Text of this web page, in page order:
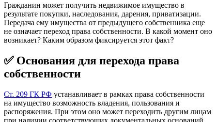
Гражданин может получить недвижимое имущество в
результате покупки, наследования, дарения, приватизации.
Передача ему имущества от предыдущего собственника еще
не означает переход права собственности. В какой момент оно
возникает? Каким образом фиксируется этот факт?
✅ Основания для перехода права
собственности
Cт. 209 ГК РФ устанавливает в рамках права собственности
на имущество возможность владения, пользования и
распоряжения. При этом оно может переходить другим лицам
при наличии соответствующих документальных оснований